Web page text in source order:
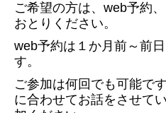
ご希望の方は、web予約
おとりください。
web予約は１か月前～前
す。
ご参加は何回でも可能で
に合わせてお話をさせて